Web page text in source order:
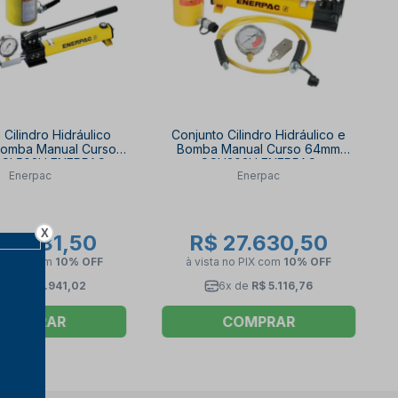
Cilindro Hidráulico
Manual Curso
ENERPAC
Enerpac
com 10% OFF
R$ 3.941,02
COMPRAR
Conjunto Cilindro Hidráulico e
Bomba Manual Curso 64mm
SCH302H ENERPAC
Enerpac
R$ 27.630,50
à vista no PIX com 10% OFF
6x de R$ 5.116,76
COMPRAR
X